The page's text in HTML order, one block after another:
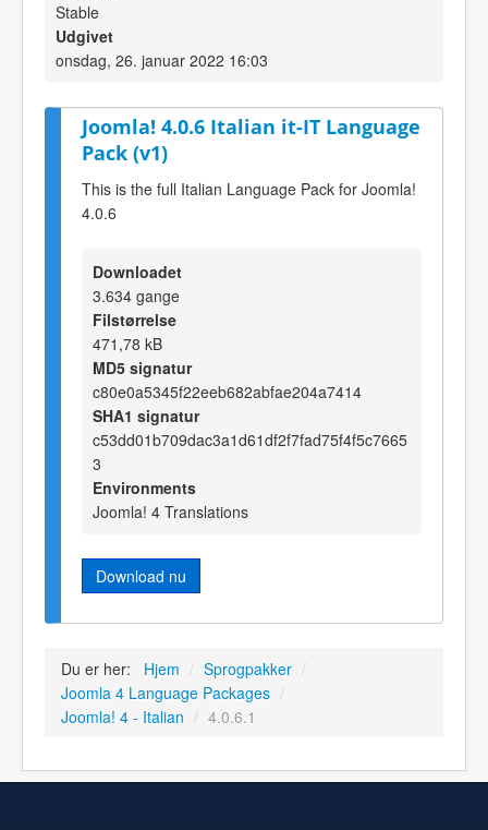
Stable
Udgivet
onsdag, 26. januar 2022 16:03
Joomla! 4.0.6 Italian it-IT Language
Pack (v1)
This is the full Italian Language Pack for Joomla!
4.0.6
Downloadet
3.634 gange
Filstørrelse
471,78 kB
MD5 signatur
c80e0a5345f22eeb682abfae204a7414
SHA1 signatur
c53dd01b709dac3a1d61df2f7fad75f4f5c7665
3
Environments
Joomla! 4 Translations
Download nu
Du er her: Hjem / Sprogpakker /
Joomla 4 Language Packages /
Joomla! 4 - Italian / 4.0.6.1